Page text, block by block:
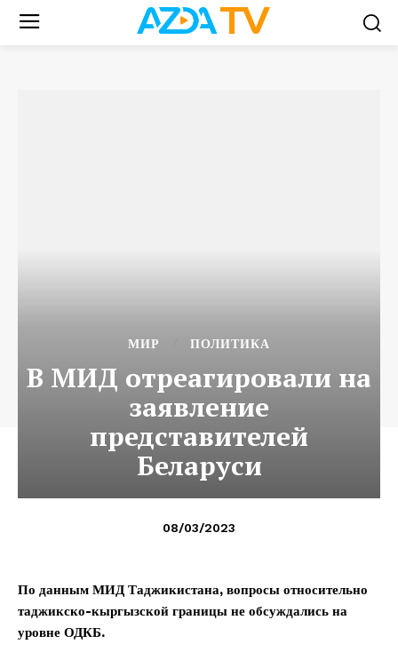
МИР ПОЛИТИКА
В МИД отреагировали на
заявление
представителей
Беларуси
08/03/2023
По данным МИД Таджикистана, вопросы относительно
таджикско-кыргызской границы не обсуждались на
уровне ОДКБ.